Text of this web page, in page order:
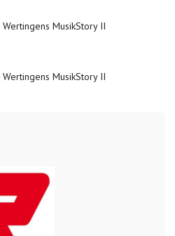
MusikStory II
MusikStory II